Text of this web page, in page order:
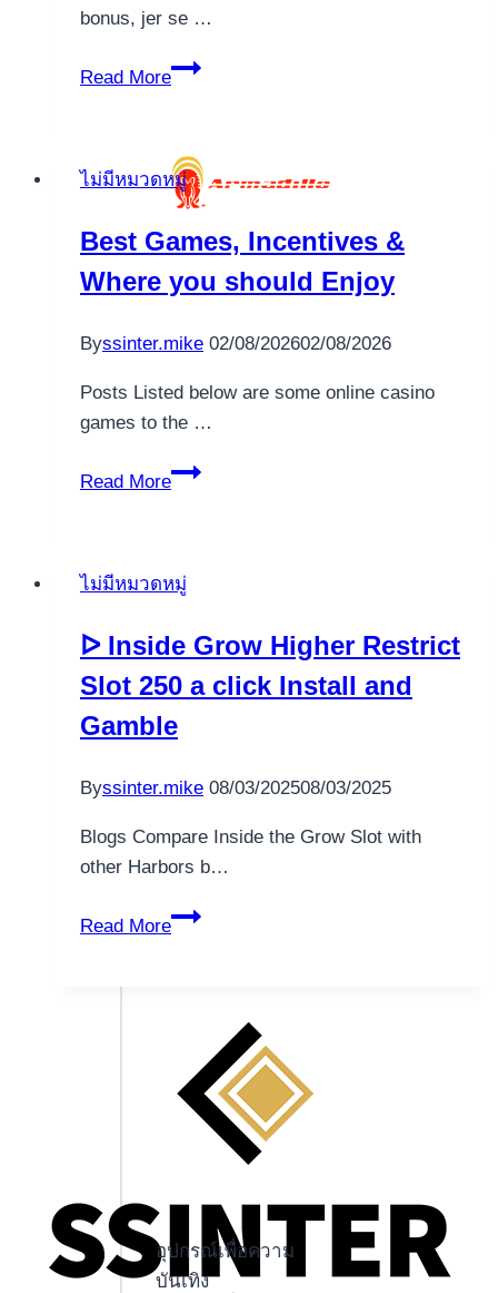
อุปกรณ์เพื่อความ
บันเทิง
and
&
income
Web
to
own
bonus, jer se …
Read More
Najbolji
internetske
kasinoe
lipnju
2026.
ไม่มีหมวดหมู่
Best Games, Incentives &
Where you should Enjoy
Byssinter.mike 02/08/202602/08/2026
Posts Listed below are some online casino
games to the …
Read More
Best
Where
should
Enjoy
ไม่มีหมวดหมู่
ᐅ Inside Grow Higher Restrict
Slot 250 a click Install and
Gamble
Byssinter.mike 08/03/202508/03/2025
Blogs Compare Inside the Grow Slot with
other Harbors b…
Read More
ᐅ
Restrict
Slot
250
Gamble